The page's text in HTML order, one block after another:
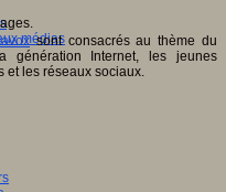
médias
sont consacrés au thème du
génération Internet, les jeunes
et les réseaux sociaux.